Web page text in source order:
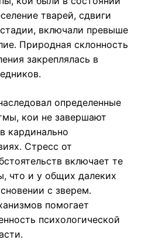
тварей, сдвиги
включали превыше
Природная склонность
закреплялась в
определенные
кои не завершают
кардинально
Стресс от
включает те
что и у общих далеких
с зверем.
помогает
психологической